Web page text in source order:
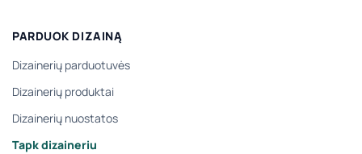
PARDUOK DIZAINĄ
Dizainerių parduotuvės
Dizainerių produktai
Dizainerių nuostatos
Tapk dizaineriu